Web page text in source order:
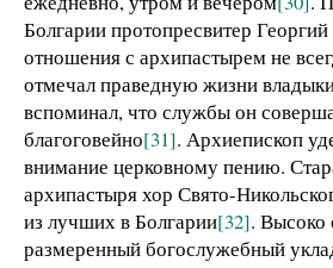
Болгарии протопресвитер
отношения с архипастырем не
отмечал праведную жизни
вспоминал, что службы он
благоговейно[31]. Архиепископ
внимание церковному пению.
архипастыря хор Свято-
из лучших в Болгарии[32]. Высоко
размеренный богослужебный